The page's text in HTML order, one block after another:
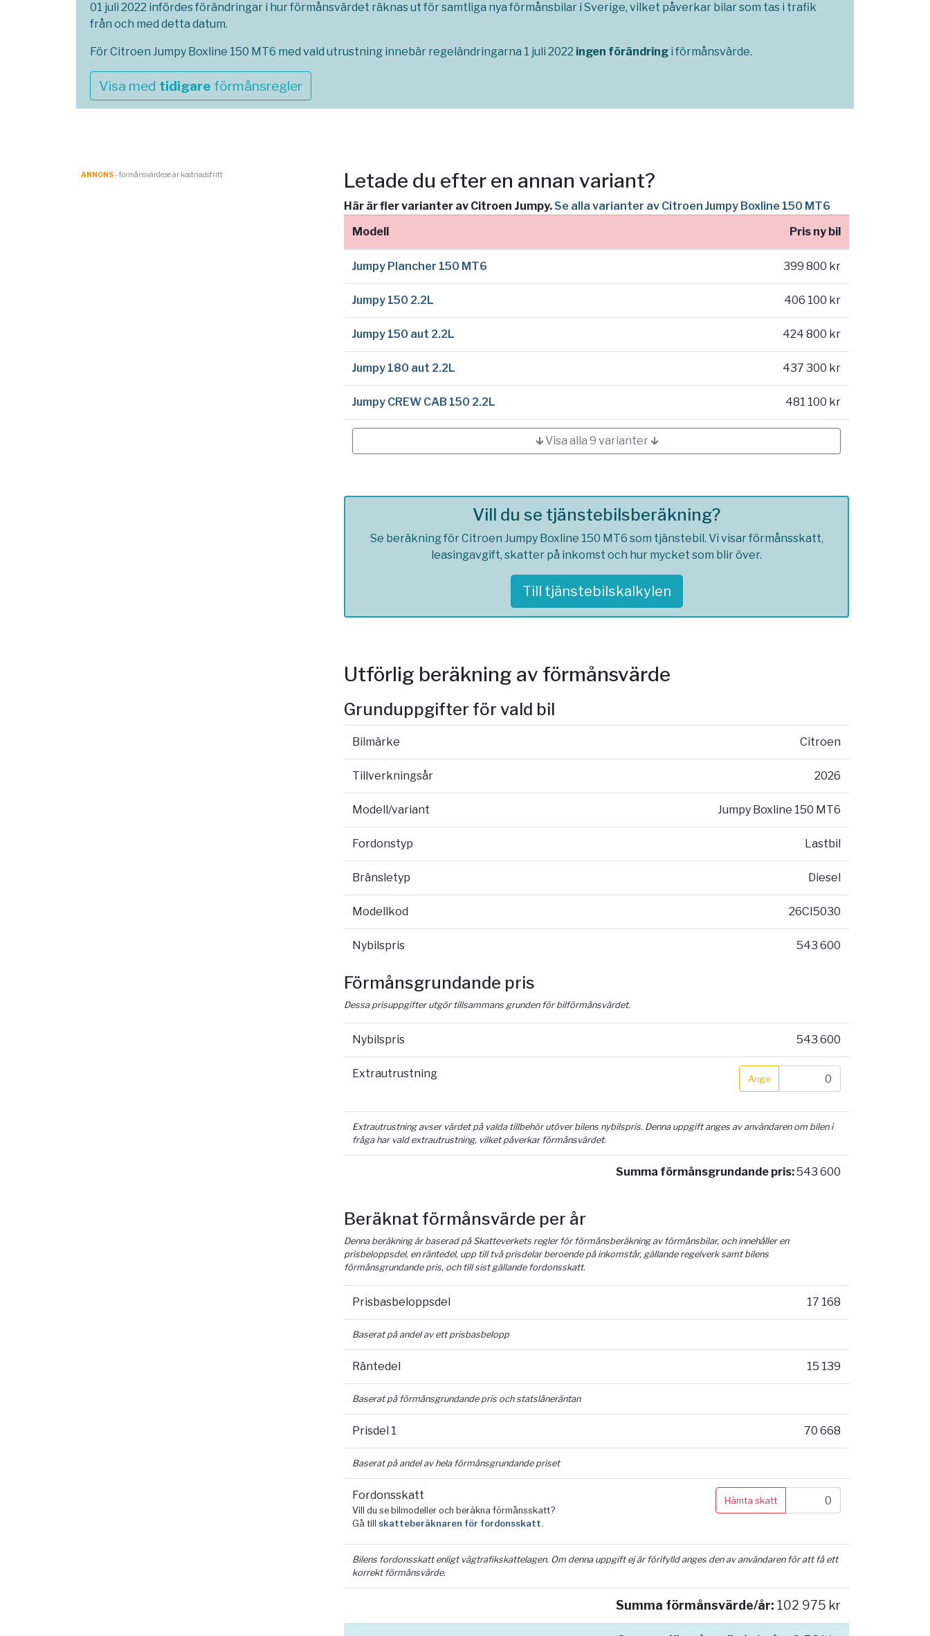
01 juli 2022 infördes förändringar i hur förmånsvärdet räknas ut för samtliga nya förmånsbilar i Sverige, vilket påverkar bilar som tas i trafik
från och med detta datum.
För Citroen Jumpy Boxline 150 MT6 med vald utrustning innebär regeländringarna 1 juli 2022 ingen förändring i förmånsvärde.
Visa med tidigare förmånsregler
ANNONS- förmånsvärde.se är kostnadsfritt Letade du efter en annan variant?
Här är fler varianter av Citroen Jumpy. Se alla varianter av Citroen Jumpy Boxline 150 MT6
Modell
Pris ny bil
Jumpy Plancher 150 MT6 399 800 kr
Jumpy 150 2.2L 406 100 kr
Jumpy 150 aut 2.2L 424 800 kr
Jumpy 180 aut 2.2L 437 300 kr
Jumpy CREW CAB 150 2.2L 481 100 kr
🡳 Visa alla 9 varianter 🡳
Vill du se tjänstebilsberäkning?
Se beräkning för Citroen Jumpy Boxline 150 MT6 som tjänstebil. Vi visar förmånsskatt,
leasingavgift, skatter på inkomst och hur mycket som blir över.
Till tjänstebilskalkylen
Utförlig beräkning av förmånsvärde
Grunduppgifter för vald bil
Bilmärke Citroen
Tillverkningsår 2026
Modell/variant Jumpy Boxline 150 MT6
Fordonstyp Lastbil
Bränsletyp Diesel
Modellkod 26CI5030
Nybilspris 543 600
Förmånsgrundande pris
Dessa prisuppgifter utgör tillsammans grunden för bilförmånsvärdet.
Nybilspris 543 600
Extrautrustning Ange
Extrautrustning avser värdet på valda tillbehör utöver bilens nybilspris. Denna uppgift anges av användaren om bilen i
fråga har vald extrautrustning, vilket påverkar förmånsvärdet.
Summa förmånsgrundande pris:543 600
Beräknat förmånsvärde per år
Denna beräkning är baserad på Skatteverkets regler för förmånsberäkning av förmånsbilar, och innehåller en
prisbeloppsdel, en räntedel, upp till två prisdelar beroende på inkomstår, gällande regelverk samt bilens
förmånsgrundande pris, och till sist gällande fordonsskatt.
Prisbasbeloppsdel 17 168
Baserat på andel av ett prisbasbelopp
Räntedel 15 139
Baserat på förmånsgrundande pris och statslåneräntan
Prisdel 1 70 668
Baserat på andel av hela förmånsgrundande priset
Fordonsskatt
Vill du se bilmodeller och beräkna förmånsskatt?
Gå till skatteberäknaren för fordonsskatt.
Hämta skatt
Bilens fordonsskatt enligt vägtrafikskattelagen. Om denna uppgift ej är förifylld anges den av användaren för att få ett
korrekt förmånsvärde.
Summa förmånsvärde/år: 102 975 kr